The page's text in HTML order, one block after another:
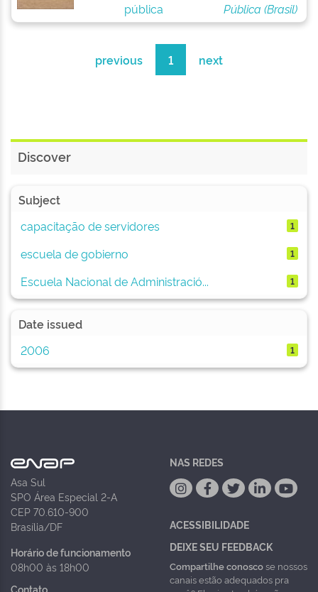
pública
Pública (Brasil)
previous 1 next
Discover
Subject
capacitação de servidores
1
escuela de gobierno 1
Escuela Nacional de Administració... 1
Date issued
2006
1
Asa Sul
SPO Área Especial 2-A
CEP 70.610-900
Brasília/DF
Horário de funcionamento
08h00 às 18h00
Contato
NAS REDES
ACESSIBILIDADE
DEIXE SEU FEEDBACK
Compartilhe conoscose nossos
canais estão adequados pra